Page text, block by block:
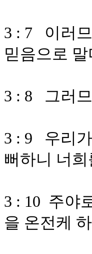
3 : 7 이러
믿음으로
3 : 8 그러
3 : 9 우리
뻐하니 너
3 : 10 주야
을 온전케